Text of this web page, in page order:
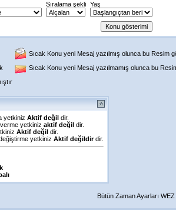
Sıralama şekli Yaş
Sıcak Konu yeni Mesaj yazılmış olunca bu Resim
Sıcak Konu yeni Mesaj yazılmamış olunca bu
yetkiniz Aktif değildir.
yetkiniz aktif değildir.
Aktif değildir.
yetkiniz Aktif değildirdir.
Bütün Zaman Ayarları